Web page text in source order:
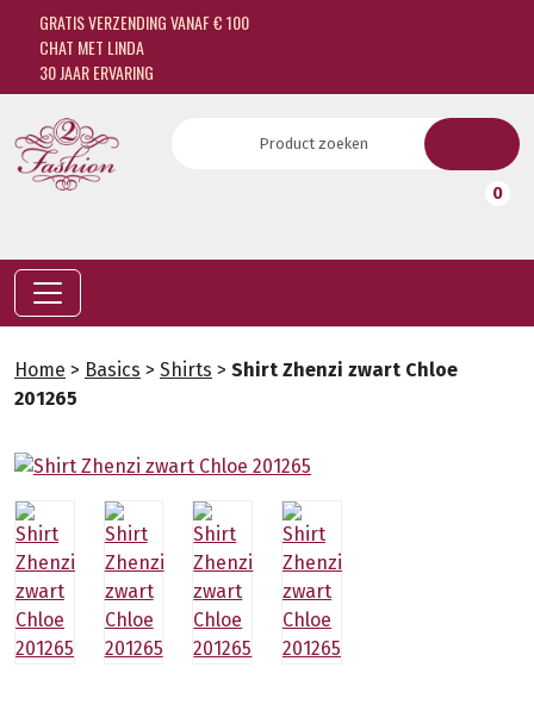
GRATIS VERZENDING VANAF € 100
CHAT MET LINDA
30 JAAR ERVARING
0
Home > Basics > Shirts > Shirt Zhenzi zwart Chloe
201265